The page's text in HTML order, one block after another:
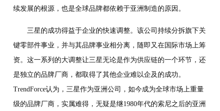
续发展的根源，也是全球品牌都依赖于亚洲制造的原因。
三星的成功得益于企业的快速调整。该公司持续分拆旗下关
键零部件事业，并与其品牌事业相分离，随即又在国际市场上筹
资。这一系列的大调整让三星无论是作为供应链的一个环节，还
是独立的品牌厂商，都取得了其他企业难以企及的成功。
TrendForce认为，三星作为亚洲公司，如今成为全球市场上重量
级的品牌厂商，实属难得，无疑是继1980年代的索尼之后的亚洲